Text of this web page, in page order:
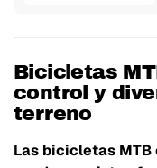
Bicicletas
control y
terreno
Las bicicletas